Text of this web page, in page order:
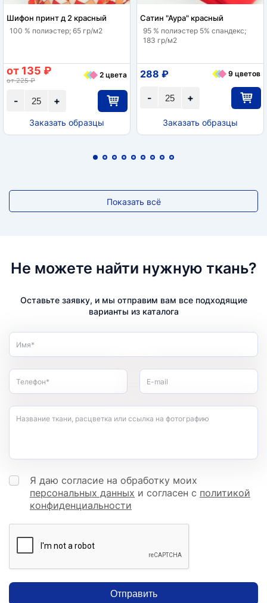
Шифон принт д 2 красный
100 % полиэстер; 65 гр/м2
+
-
от 135 ₽
от 225 ₽
2 цвета
Заказать образцы
Сатин "Аура" красный
95 % полиэстер 5% спандекс;
183 гр/м2
+
-
288 ₽ 9 цветов
Заказать образцы
Показать всё
Не можете найти нужную ткань?
Оставьте заявку, и мы отправим вам все подходящие
варианты из каталога
Имя*
Телефон* E-mail
Название ткани, расцветка или ссылка на фотографию
Я даю согласие на обработку моих
персональных данных и согласен с политикой
конфиденциальности
Отправить